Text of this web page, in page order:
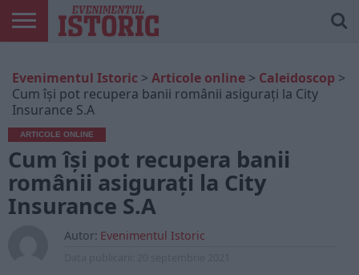
ONLINE
EDIȚII
TIPĂRITE
ISTORIC
PLAY
CONTUL
MEU
Evenimentul Istoric > Articole online > Caleidoscop >
Cum își pot recupera banii românii asigurați la City
Insurance S.A
ARTICOLE ONLINE
Cum își pot recupera banii
românii asigurați la City
Insurance S.A
Autor: Evenimentul Istoric